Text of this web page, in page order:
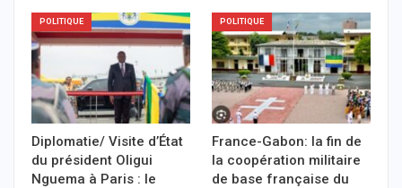
POLITIQUE
Diplomatie/ Visite d’État
du président Oligui
Nguema à Paris : le
POLITIQUE
France-Gabon: la fin de
la coopération militaire
de base française du